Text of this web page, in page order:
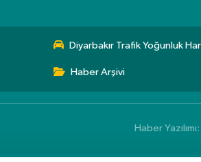
Diyarbakır Trafik Yoğunluk
Haber Arşivi
Haber Yazılımı: